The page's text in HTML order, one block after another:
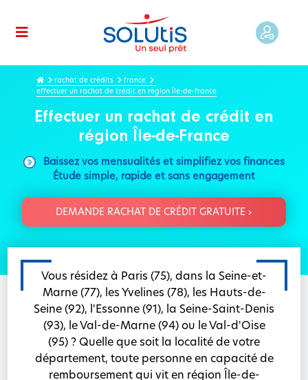
rachat de crédits
france
effectuer un rachat de crédit en région île-de-france
Effectuer un rachat de crédit en
région Île-de-France
Baissez vos mensualités et simplifiez vos finances
Étude simple, rapide et sans engagement
DEMANDE RACHAT DE CRÉDIT GRATUITE ›
Vous résidez à Paris (75), dans la Seine-et-
Marne (77), les Yvelines (78), les Hauts-de-
Seine (92), l'Essonne (91), la Seine-Saint-Denis
(93), le Val-de-Marne (94) ou le Val-d'Oise
(95) ? Quelle que soit la localité de votre
département, toute personne en capacité de
remboursement qui vit en région Île-de-